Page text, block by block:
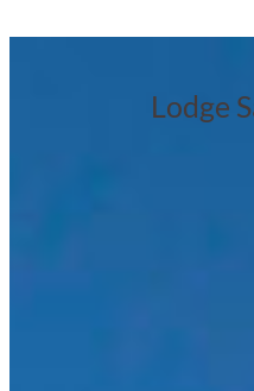
Lodge